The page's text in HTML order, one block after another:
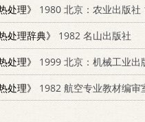
处理》
1980 北京：农业出版社
处理辞典》
1982 名山出版社
处理》
1999 北京：机械工业
处理》
1982 航空专业教材编审